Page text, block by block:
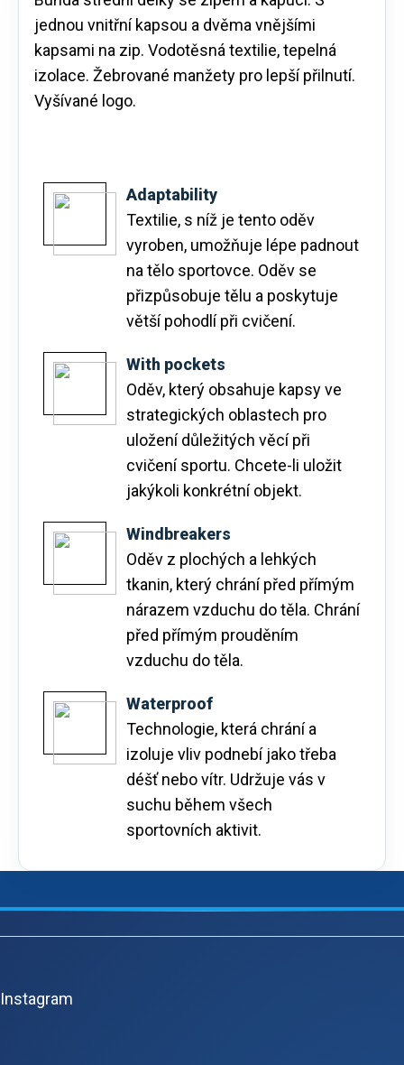
jednou vnitřní kapsou a dvěma vnějšími
kapsami na zip. Vodotěsná textilie, tepelná
izolace. Žebrované manžety pro lepší přilnutí.
Vyšívané logo.
Adaptability
Textilie, s níž je tento oděv
vyroben, umožňuje lépe padnout
na tělo sportovce. Oděv se
přizpůsobuje tělu a poskytuje
větší pohodlí při cvičení.
With pockets
Oděv, který obsahuje kapsy ve
strategických oblastech pro
uložení důležitých věcí při
cvičení sportu. Chcete-li uložit
jakýkoli konkrétní objekt.
Windbreakers
Oděv z plochých a lehkých
tkanin, který chrání před přímým
nárazem vzduchu do těla. Chrání
před přímým prouděním
vzduchu do těla.
Waterproof
Technologie, která chrání a
izoluje vliv podnebí jako třeba
déšť nebo vítr. Udržuje vás v
suchu během všech
sportovních aktivit.
Z
Instagram